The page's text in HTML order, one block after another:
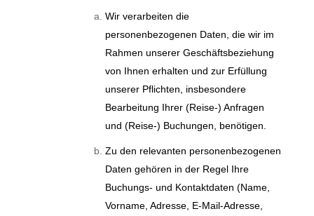
Wir verarbeiten die
personenbezogenen Daten, die wir im
Rahmen unserer Geschäftsbeziehung
von Ihnen erhalten und zur Erfüllung
unserer Pflichten, insbesondere
Bearbeitung Ihrer (Reise-) Anfragen
und (Reise-) Buchungen, benötigen.
Zu den relevanten personenbezogenen
Daten gehören in der Regel Ihre
Buchungs- und Kontaktdaten (Name,
Vorname, Adresse, E-Mail-Adresse,